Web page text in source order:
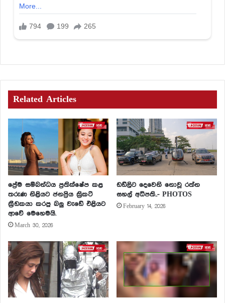
Related Articles
ප්‍රේම සම්බන්ධය ප්‍රතික්ෂේප කළ
තරුණ නිළියට ජනප්‍රිය ක්‍රිකට්
ක්‍රීඩකයා කරපු බලු වැඩේ එළියට
ආවේ මෙහෙමයි.
March 30, 2026
ඩඩ්ලිට දෙවෙනි නොවූ රත්න
සහල් අධිපති..- PHOTOS
February 14, 2026